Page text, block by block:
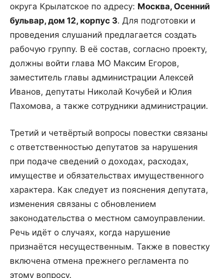
округа Крылатское по адресу: Москва, Осенний
бульвар, дом 12, корпус 3. Для подготовки и
проведения слушаний предлагается создать
рабочую группу. В её состав, согласно проекту,
должны войти глава МО Максим Егоров,
заместитель главы администрации Алексей
Иванов, депутаты Николай Кочубей и Юлия
Пахомова, а также сотрудники администрации.
Третий и четвёртый вопросы повестки связаны
с ответственностью депутатов за нарушения
при подаче сведений о доходах, расходах,
имуществе и обязательствах имущественного
характера. Как следует из пояснения депутата,
изменения связаны с обновлением
законодательства о местном самоуправлении.
Речь идёт о случаях, когда нарушение
признаётся несущественным. Также в повестку
включена отмена прежнего регламента по
этому вопросу.